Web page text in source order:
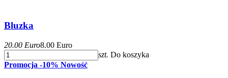
Bluzka
20.00 Euro8.00 Euro
szt. Do koszyka
Promocja -10% Nowość